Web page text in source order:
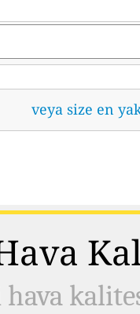
veya size en